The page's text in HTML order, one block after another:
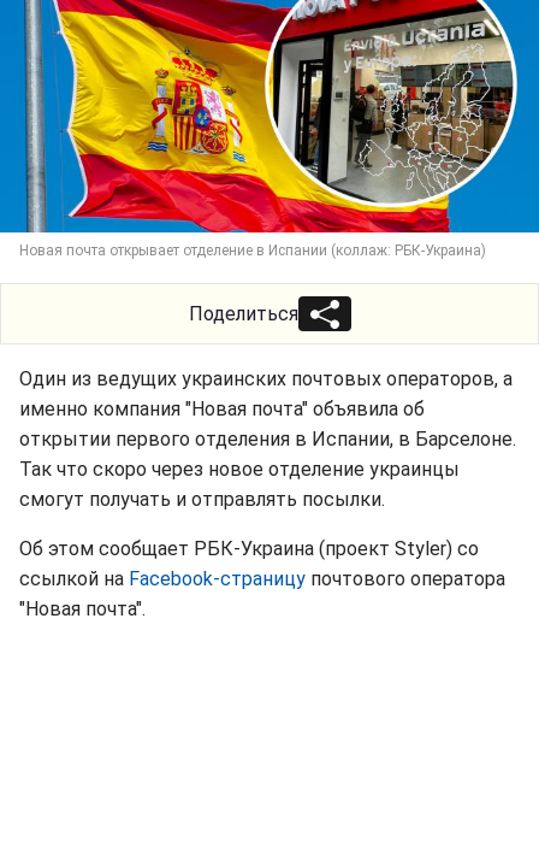
Новая почта открывает отделение в Испании (коллаж: РБК-Украина)
Поделиться
Один из ведущих украинских почтовых операторов, а
именно компания "Новая почта" объявила об
открытии первого отделения в Испании, в Барселоне.
Так что скоро через новое отделение украинцы
смогут получать и отправлять посылки.
Об этом сообщает РБК-Украина (проект Styler) со
ссылкой на Facebook-страницу почтового оператора
"Новая почта".